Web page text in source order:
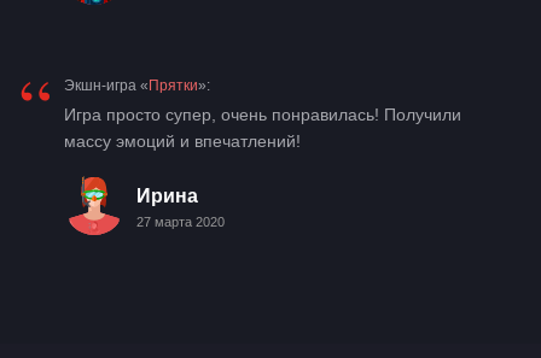
“ Экшн-игра « Прятки»:
Игра просто супер, очень понравилась! Получили
массу эмоций и впечатлений!
Ирина
27 марта 2020